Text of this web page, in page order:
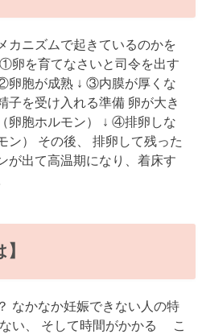
カニズムで起きているのかを
卵を育てなさいと司令を出す
卵胞が成熟 ↓ ③内膜が厚くな
を受け入れる準備 卵が大き
卵胞ホルモン） ↓ ④排卵しな
ン） その後、 排卵して残った
が出て高温期になり、着床す
なかなか妊娠できない人の特
い、 そして時間がかかる こ